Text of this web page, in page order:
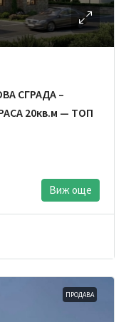
СГРАДА –
20кв.м — ТОП
Виж още
ПРОДАВА